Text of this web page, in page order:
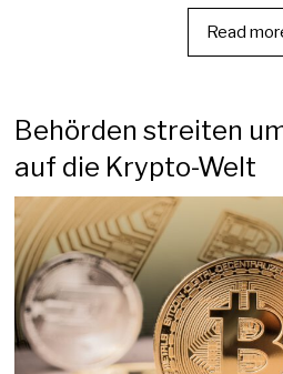
Read
Behörden streiten
auf die Krypto-Welt